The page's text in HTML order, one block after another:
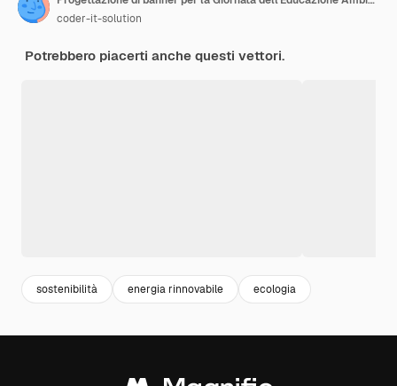
coder-it-solution
Potrebbero piacerti anche questi vettori.
sostenibilità energia rinnovabile ecologia